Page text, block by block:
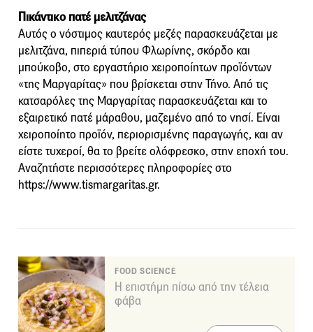
Πικάντικο πατέ μελιτζάνας
Αυτός ο νόστιμος καυτερός μεζές παρασκευάζεται με
μελιτζάνα, πιπεριά τύπου Φλωρίνης, σκόρδο και
μπούκοβο, στο εργαστήριο χειροποίητων προϊόντων
«της Μαργαρίτας» που βρίσκεται στην Τήνο. Από τις
κατσαρόλες της Μαργαρίτας παρασκευάζεται και το
εξαιρετικό πατέ μάραθου, μαζεμένο από το νησί. Είναι
χειροποίητο προϊόν, περιορισμένης παραγωγής, και αν
είστε τυχεροί, θα το βρείτε ολόφρεσκο, στην εποχή του.
Αναζητήστε περισσότερες πληροφορίες στο
https://www.tismargaritas.gr.
FOOD SCIENCE
Η επιστήμη πίσω από την τέλεια
φάβα